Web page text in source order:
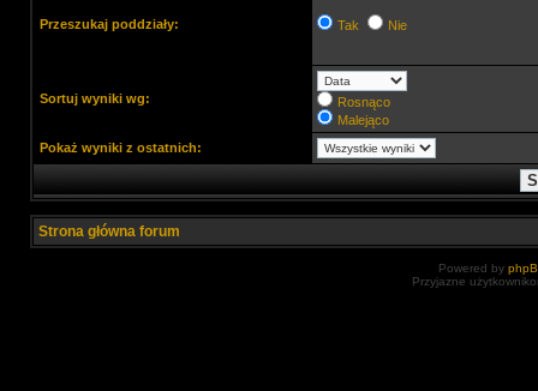
Przeszukaj poddziały: Tak Nie
Sortuj wyniki wg:
Rosnąco
Malejąco
Pokaż wyniki z ostatnich:
Strona główna forum
Powered by
Przyjazne